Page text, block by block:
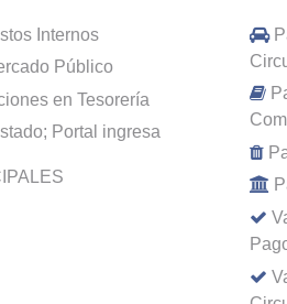
Internos
Público
en Tesorería
Portal ingresa